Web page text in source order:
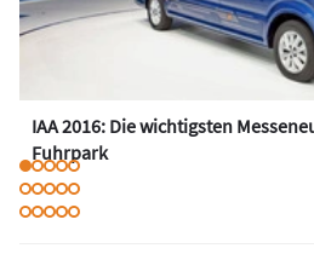
IAA 2016: Die wichtigsten
Fuhrpark